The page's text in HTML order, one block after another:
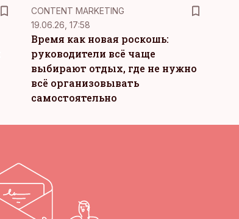
KM
CONTENT MARKETING
19.06.26, 17:58
Время как новая роскошь:
руководители всё чаще
выбирают отдых, где не нужно
всё организовывать
самостоятельно